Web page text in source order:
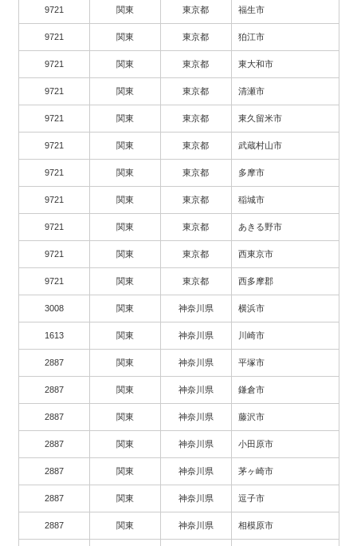
9721 関東 東京都 福生市
9721 関東 東京都 狛江市
9721 関東 東京都 東大和市
9721 関東 東京都 清瀬市
9721 関東 東京都 東久留米市
9721 関東 東京都 武蔵村山市
9721 関東 東京都 多摩市
9721 関東 東京都 稲城市
9721 関東 東京都 あきる野市
9721 関東 東京都 西東京市
9721 関東 東京都 西多摩郡
3008 関東 神奈川県 横浜市
1613 関東 神奈川県 川崎市
2887 関東 神奈川県 平塚市
2887 関東 神奈川県 鎌倉市
2887 関東 神奈川県 藤沢市
2887 関東 神奈川県 小田原市
2887 関東 神奈川県 茅ヶ崎市
2887 関東 神奈川県 逗子市
2887 関東 神奈川県 相模原市